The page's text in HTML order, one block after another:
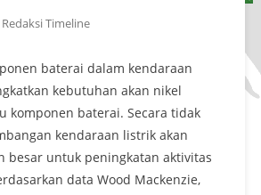
Redaksi Timeline
baterai dalam kendaraan
kebutuhan akan nikel
komponen baterai. Secara tidak
kendaraan listrik akan
besar untuk peningkatan aktivitas
data Wood Mackenzie,